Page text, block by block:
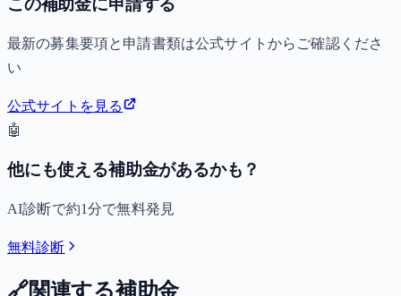
この補助金に申請する
最新の募集要項と申請書類は公式サイトからご確認くださ
い
公式サイトを見る
🤖
他にも使える補助金があるかも？
AI診断で約1分で無料発見
無料診断
🔗関連する補助金